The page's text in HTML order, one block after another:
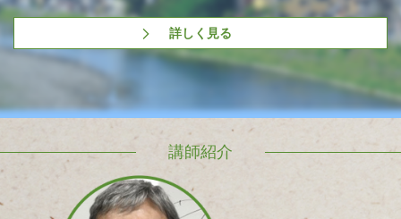
詳しく見る
講師紹介